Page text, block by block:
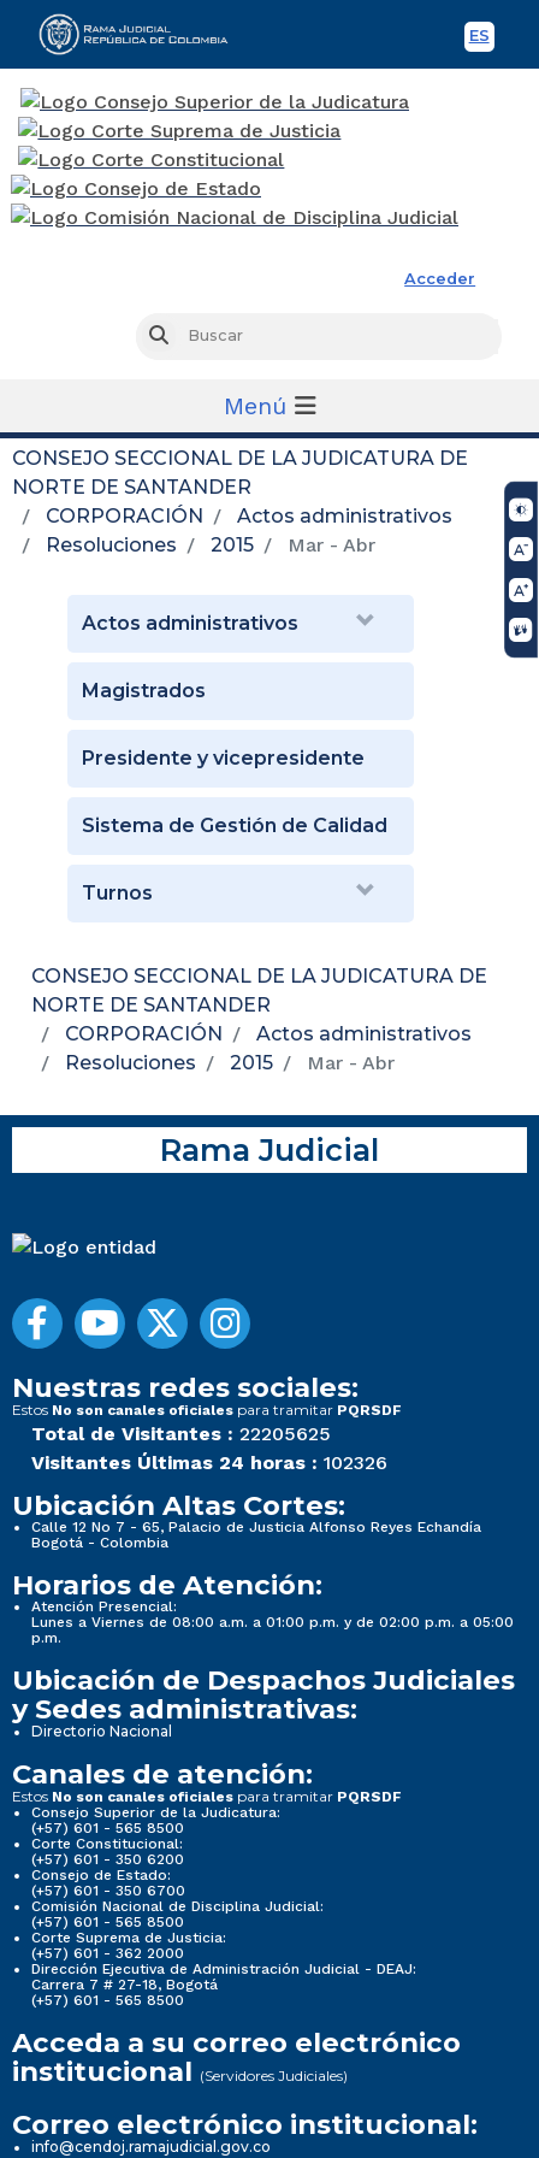
ES
Acceder
Buscar
Menú
CONSEJO SECCIONAL DE LA JUDICATURA DE
NORTE DE SANTANDER
CORPORACIÓN
Actos administrativos
Resoluciones
2015 Mar - Abr
Actos administrativos
Magistrados
Presidente y vicepresidente
Sistema de Gestión de Calidad
Turnos
CONSEJO SECCIONAL DE LA JUDICATURA DE
NORTE DE SANTANDER
CORPORACIÓN
Actos administrativos
Resoluciones
2015 Mar - Abr
Rama Judicial
Nuestras redes sociales:
Estos No son canales oficiales para tramitar PQRSDF
Total de Visitantes : 22205625
Visitantes Últimas 24 horas : 102326
Ubicación Altas Cortes:
Calle 12 No 7 - 65, Palacio de Justicia Alfonso Reyes Echandía
Bogotá - Colombia
Horarios de Atención:
Atención Presencial:
Lunes a Viernes de 08:00 a.m. a 01:00 p.m. y de 02:00 p.m. a 05:00
p.m.
Ubicación de Despachos Judiciales
y Sedes administrativas:
Directorio Nacional
Canales de atención:
Estos No son canales oficiales para tramitar PQRSDF
Consejo Superior de la Judicatura:
(+57) 601 - 565 8500
Corte Constitucional:
(+57) 601 - 350 6200
Consejo de Estado:
(+57) 601 - 350 6700
Comisión Nacional de Disciplina Judicial:
(+57) 601 - 565 8500
Corte Suprema de Justicia:
(+57) 601 - 362 2000
Dirección Ejecutiva de Administración Judicial - DEAJ:
Carrera 7 # 27-18, Bogotá
(+57) 601 - 565 8500
Acceda a su correo electrónico
institucional (Servidores Judiciales)
Correo electrónico institucional:
info@cendoj.ramajudicial.gov.co